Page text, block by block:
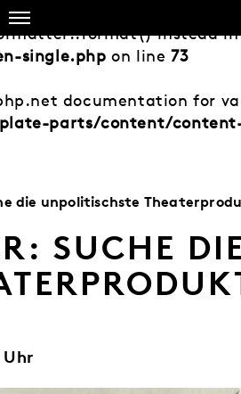
instead
single.php on line73
documentation for
parts/content/
die unpolitischste
SUCHE